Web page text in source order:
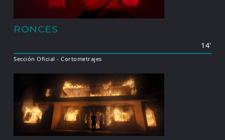
RONCES
14'
Sección Oficial - Cortometrajes